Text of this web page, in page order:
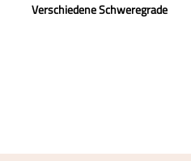
Verschiedene Schweregrade